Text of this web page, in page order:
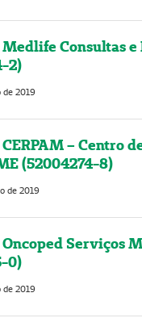
Consultas e
2)
de 2019
– Centro
(52004274-8)
de 2019
Serviços
0)
de 2019